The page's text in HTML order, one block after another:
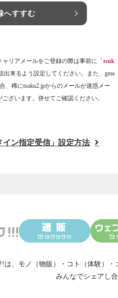
へすすむ
リアメールをご登録の際は事前に「tsuk
出来るよう設定してください。また、gma
、稀にtsuku2.jpからのメールが迷惑メー
ざいます。併せてご確認ください。
イン指定受信」設定方法
は、 モノ（物販） ・ コト（体験） ・
みんなでシェアし合